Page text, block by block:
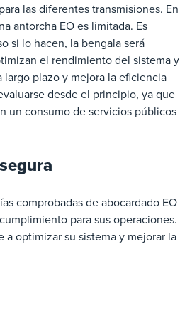
las diferentes transmisiones. En
antorcha EO es limitada. Es
si lo hacen, la bengala será
el rendimiento del sistema y
plazo y mejora la eficiencia
desde el principio, ya que
un consumo de servicios públicos
comprobadas de abocardado EO
para sus operaciones.
optimizar su sistema y mejorar la